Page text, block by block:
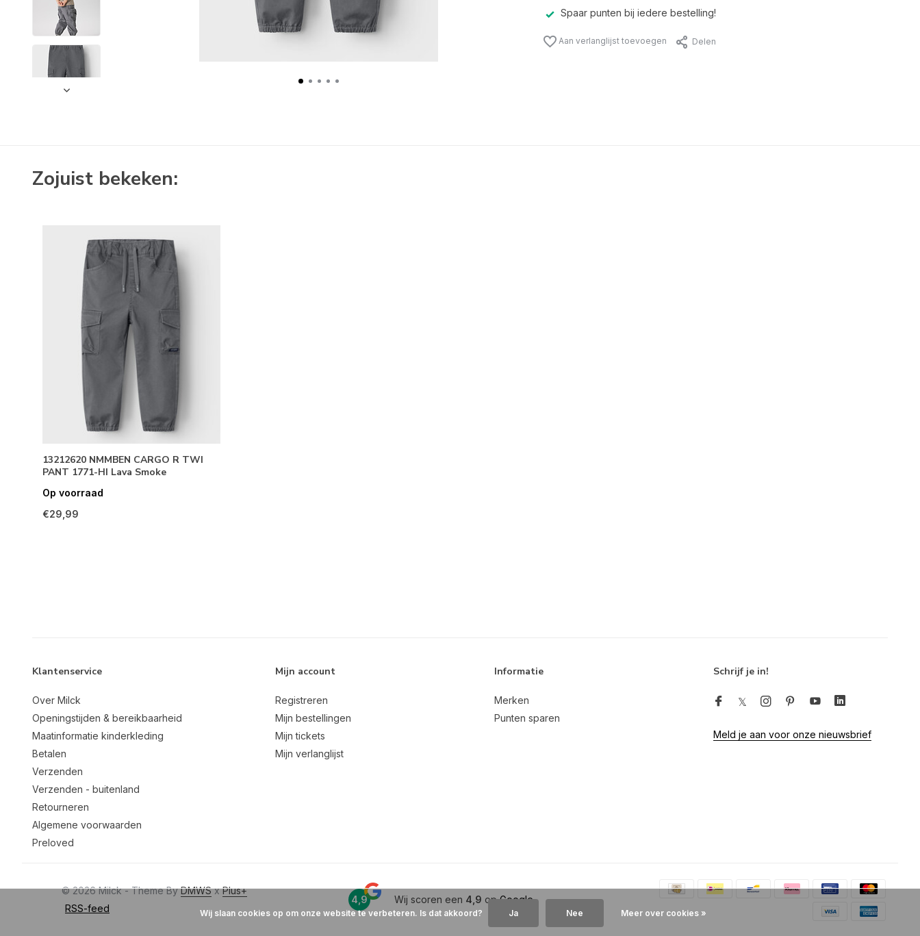
Spaar punten bij iedere bestelling!
Aan verlanglijst toevoegen Delen
Zojuist bekeken:
13212620 NMMBEN CARGO R TWI
PANT 1771-HI Lava Smoke
Op voorraad
€29,99
Klantenservice
Over Milck
Openingstijden & bereikbaarheid
Maatinformatie kinderkleding
Betalen
Verzenden
Verzenden - buitenland
Retourneren
Algemene voorwaarden
Preloved
Mijn account
Registreren
Mijn bestellingen
Mijn tickets
Mijn verlanglijst
Informatie
Merken
Punten sparen
Schrijf je in!
Meld je aan voor onze nieuwsbrief
© 2026 Milck - Theme ByDMWSxPlus+
RSS-feed
4,9 Wij scoren een 4,9 opGoogle
Wij slaan cookies op om onze website te verbeteren. Is dat akkoord? Ja Nee Meer over cookies »